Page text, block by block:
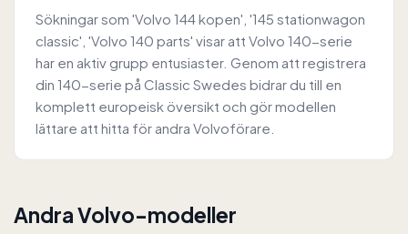
Sökningar som 'Volvo 144 kopen', '145 stationwagon
classic', 'Volvo 140 parts' visar att Volvo 140-serie
har en aktiv grupp entusiaster. Genom att registrera
din 140-serie på Classic Swedes bidrar du till en
komplett europeisk översikt och gör modellen
lättare att hitta för andra Volvoförare.
Andra Volvo-modeller